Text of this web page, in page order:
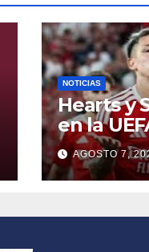
NOTICIAS
Hearts y
en la
league
AGOSTO 7,